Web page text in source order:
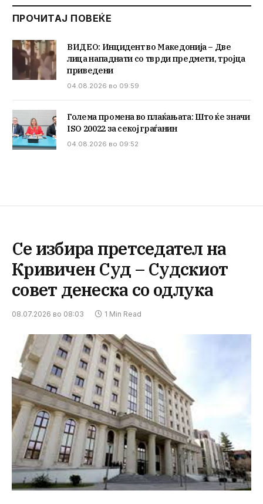
ПРОЧИТАЈ ПОВЕЌЕ
ВИДЕО: Инцидент во Македонија – Две
лица нападнати со тврди предмети, тројца
приведени
04.08.2026 во 09:59
Голема промена во плаќањата: Што ќе значи
ISO 20022 за секој граѓанин
04.08.2026 во 09:52
Се избира претседател на
Кривичен Суд – Судскиот
совет денеска со одлука
08.07.2026 во 08:03 1 Min Read